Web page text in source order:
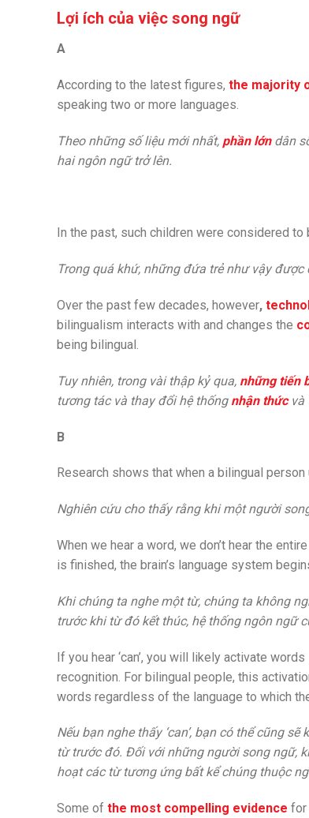
Lợi ích của việc song ngữ
A
According to the latest figures, the majority
speaking two or more languages.
Theo những số liệu mới nhất, phần lớndân
hai ngôn ngữ trở lên.
In the past, such children were considered to
Trong quá khứ, những đứa trẻ như vậy được
Over the past few decades, however,
bilingualism interacts with and changes the
being bilingual.
Tuy nhiên, trong vài thập kỷ qua, những tiến
tương tác và thay đổi hệ thống nhận thức và
B
Research shows that when a bilingual
Nghiên cứu cho thấy rằng khi một người
When we hear a word, we don’t hear the
is finished, the brain’s language system
Khi chúng ta nghe một từ, chúng ta không
trước khi từ đó kết thúc, hệ thống ngôn ngữ
If you hear ‘can’, you will likely activate
recognition. For bilingual people, this
words regardless of the language to which
Nếu bạn nghe thấy ‘can’, bạn có thể cũng
từ trước đó. Đối với những người song ngữ,
hoạt các từ tương ứng bất kể chúng thuộc
Some of the most compelling evidence for